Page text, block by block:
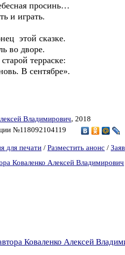
просинь…
и играть.
этой сказке.
во дворе.
терраске:
В сентябре».
Владимирович, 2018
№118092104119
для печати / Разместить анонс /
Коваленко Алексей Владимирович
Коваленко Алексей